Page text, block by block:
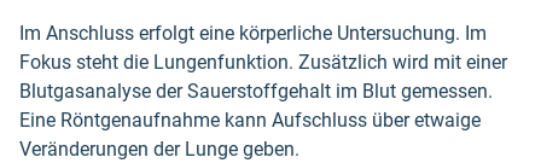
Im Anschluss erfolgt eine körperliche Untersuchung. Im
Fokus steht die Lungenfunktion. Zusätzlich wird mit einer
Blutgasanalyse der Sauerstoffgehalt im Blut gemessen.
Eine Röntgenaufnahme kann Aufschluss über etwaige
Veränderungen der Lunge geben.